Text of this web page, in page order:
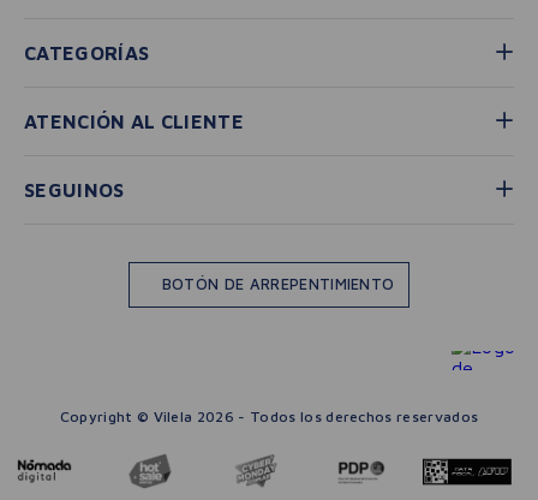
＋
CATEGORÍAS
ATENCIÓN AL CLIENTE
SEGUINOS
BOTÓN DE ARREPENTIMIENTO
Copyright © Vilela 2026 - Todos los derechos reservados